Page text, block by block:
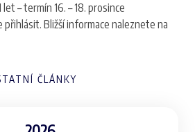
– termín 16. – 18. prosince
přihlásit. Bližší informace naleznete na
ČLÁNKY